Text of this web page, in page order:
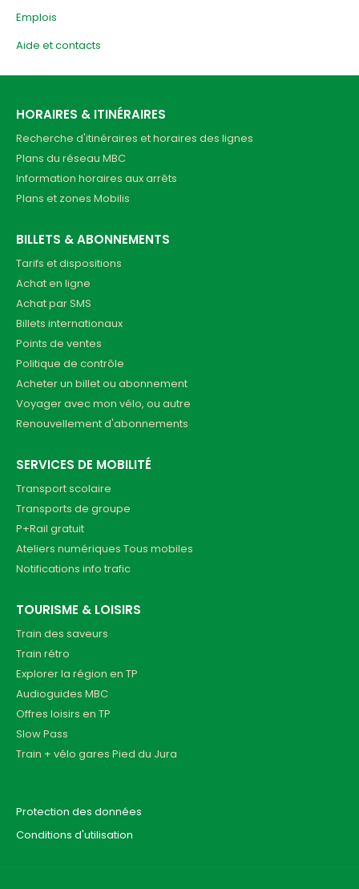
Emplois
Aide et contacts
HORAIRES & ITINÉRAIRES
Recherche d'itinéraires et horaires des lignes
Plans du réseau MBC
Information horaires aux arrêts
Plans et zones Mobilis
BILLETS & ABONNEMENTS
Tarifs et dispositions
Achat en ligne
Achat par SMS
Billets internationaux
Points de ventes
Politique de contrôle
Acheter un billet ou abonnement
Voyager avec mon vélo, ou autre
Renouvellement d'abonnements
SERVICES DE MOBILITÉ
Transport scolaire
Transports de groupe
P+Rail gratuit
Ateliers numériques Tous mobiles
Notifications info trafic
TOURISME & LOISIRS
Train des saveurs
Train rétro
Explorer la région en TP
Audioguides MBC
Offres loisirs en TP
Slow Pass
Train + vélo gares Pied du Jura
Protection des données
Conditions d'utilisation